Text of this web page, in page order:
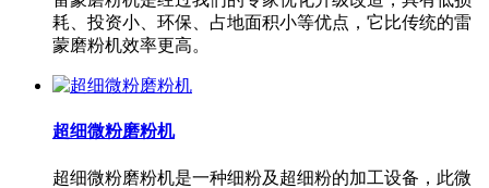
耗、投资小、环保、占地面积小等优点，它比传统的雷
蒙磨粉机效率更高。
超细微粉磨粉机
超细微粉磨粉机是一种细粉及超细粉的加工设备，此微